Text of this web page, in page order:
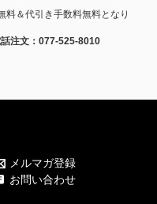
料＆代引き手数料無料となり
話注文：077-525-8010
メルマガ登録
お問い合わせ